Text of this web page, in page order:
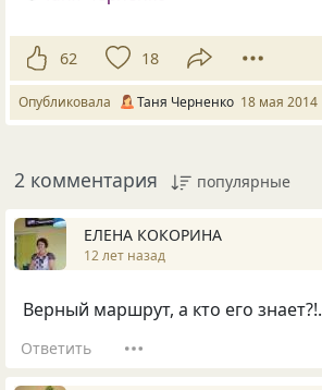
62 18
Опубликовала Таня Черненко 18 мая 2014
2 комментария популярные
ЕЛЕНА КОКОРИНА
12 лет назад
Верный маршрут, а кто его знает?!.
Ответить